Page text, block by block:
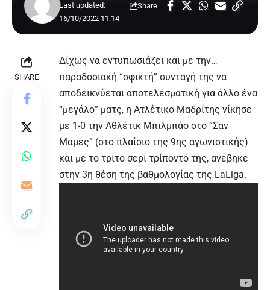
Last updated:
16/10/2022 11:14
Share
SHARE
Δίχως να εντυπωσιάζει και με την…
παραδοσιακή “σφικτή” συνταγή της να
αποδεικνύεται αποτελεσματική για άλλο ένα
“μεγάλο” ματς, η Ατλέτικο Μαδρίτης νίκησε
με 1-0 την Αθλέτικ Μπιλμπάο στο “Σαν
Μαμές” (στο πλαίσιο της 9ης αγωνιστικής)
και με το τρίτο σερί τρίποντό της, ανέβηκε
στην 3η θέση της βαθμολογίας της LaLiga.